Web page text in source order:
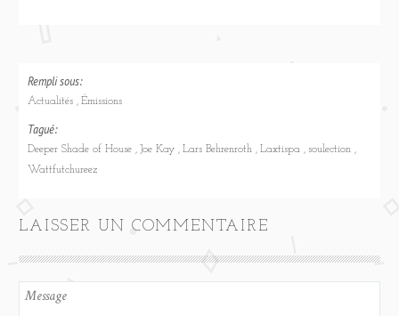
Rempli sous:
Actualités Émissions
Tagué:
Deeper Shade of House Joe Kay Lars Behrenroth Laxtispa soulection
Wattfutchureez
LAISSER UN COMMENTAIRE